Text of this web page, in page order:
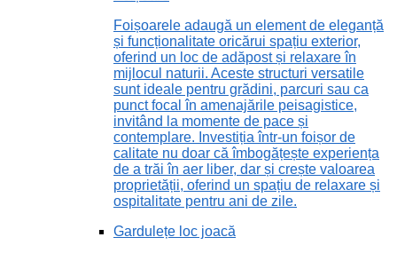
Foișoarele adaugă un element de eleganță
și funcționalitate oricărui spațiu exterior,
oferind un loc de adăpost și relaxare în
mijlocul naturii. Aceste structuri versatile
sunt ideale pentru grădini, parcuri sau ca
punct focal în amenajările peisagistice,
invitând la momente de pace și
contemplare. Investiția într-un foișor de
calitate nu doar că îmbogățește experiența
de a trăi în aer liber, dar și crește valoarea
proprietății, oferind un spațiu de relaxare și
ospitalitate pentru ani de zile.
Gardulețe loc joacă